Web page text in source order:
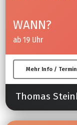
WANN?
ab 19 Uhr
Mehr Info /
Thomas